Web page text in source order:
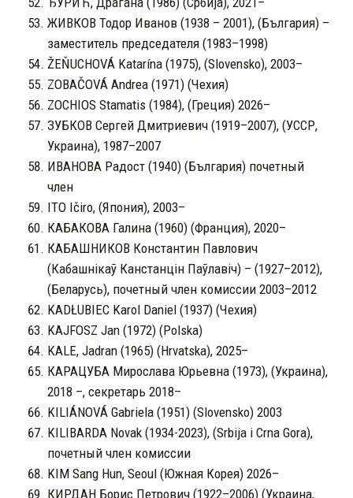
ЖИВКОВ Тодор Иванов (1938 – 2001), (България) –
заместитель председателя (1983–1998)
ŽEŇUCHOVÁ Katarína (1975), (Slovensko), 2003–
ZOBAČOVÁ Andrea (1971) (Чехия)
ZOCHIOS Stamatis (1984), (Греция) 2026–
ЗУБКОВ Сергей Дмитриевич (1919–2007), (УССР,
Украина), 1987–2007
ИВАНОВА Радост (1940) (България) почетный
член
ITO Ičiro, (Япония), 2003–
КАБАКОВА Галина (1960) (Франция), 2020–
КАБАШНИКОВ Константин Павлович
(Кабашнікаў Канстанцін Паўлавіч) – (1927–2012),
(Беларусь), почетный член комиссии 2003–2012
KADŁUBIEC Karol Daniel (1937) (Чехия)
KAJFOSZ Jan (1972) (Polska)
KALE, Jadran (1965) (Hrvatska), 2025–
КАРАЦУБА Мирослава Юрьевна (1973), (Украина),
2018 –, секретарь 2018–
KILIÁNOVÁ Gabriela (1951) (Slovensko) 2003
KILIBARDA Novak (1934-2023), (Srbija i Crna Gora),
почетный член комиссии
KIM Sang Hun, Seoul (Южная Корея) 2026–
КИРДАН Борис Петрович (1922–2006) (Украина,